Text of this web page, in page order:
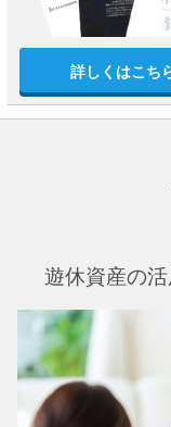
詳しくはこち
遊休資産の